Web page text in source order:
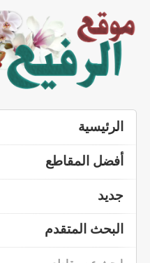
الرئيسية
أفضل المقاطع
جديد
البحث المتقدم